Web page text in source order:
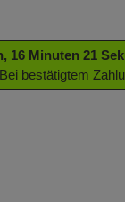
16 Minuten 20
bestätigtem